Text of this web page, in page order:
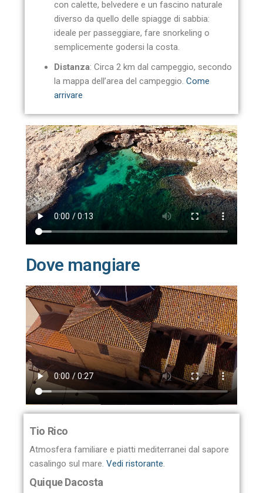
con calette, belvedere e un fascino naturale
diverso da quello delle spiagge di sabbia:
ideale per passeggiare, fare snorkeling o
semplicemente godersi la costa.
Distanza: Circa 2 km dal campeggio, secondo
la mappa dell’area del campeggio. Come
arrivare
Dove mangiare
Tio Rico
Atmosfera familiare e piatti mediterranei dal sapore
casalingo sul mare. Vedi ristorante.
Quique Dacosta